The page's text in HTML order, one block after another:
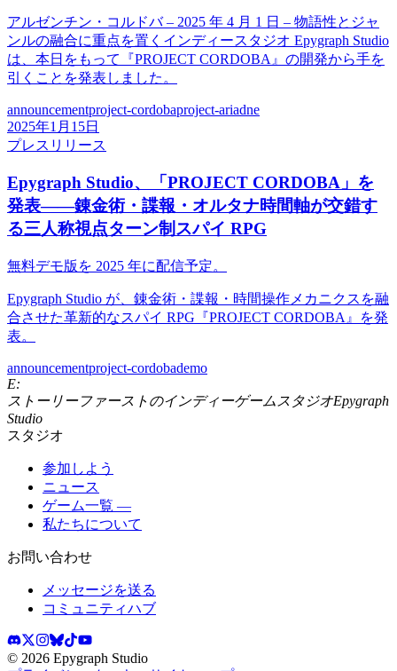
アルゼンチン・コルドバ – 2025 年 4 月 1 日 – 物語性とジャ
ンルの融合に重点を置くインディースタジオ Epygraph Studio
は、本日をもって『PROJECT CORDOBA』の開発から手を
引くことを発表しました。
announcementproject-cordobaproject-ariadne
2025年1月15日
プレスリリース
Epygraph Studio、「PROJECT CORDOBA」を
発表――錬金術・諜報・オルタナ時間軸が交錯す
る三人称視点ターン制スパイ RPG
無料デモ版を 2025 年に配信予定。
Epygraph Studio が、錬金術・諜報・時間操作メカニクスを融
合させた革新的なスパイ RPG『PROJECT CORDOBA』を発
表。
announcementproject-cordobademo
E:
ストーリーファーストのインディーゲームスタジオEpygraph
Studio
スタジオ
参加しよう
ニュース
ゲーム一覧 —
私たちについて
お問い合わせ
メッセージを送る
コミュニティハブ
© 2026 Epygraph Studio